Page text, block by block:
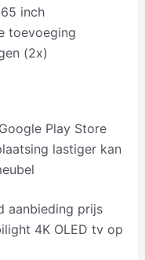
inch
toevoeging
(2x)
Play Store
lastiger kan
aanbieding prijs
4K OLED tv op